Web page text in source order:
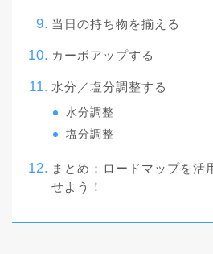
当日の持ち物を揃える
カーボアップする
水分／塩分調整する
水分調整
塩分調整
まとめ：ロードマップを活
せよう！